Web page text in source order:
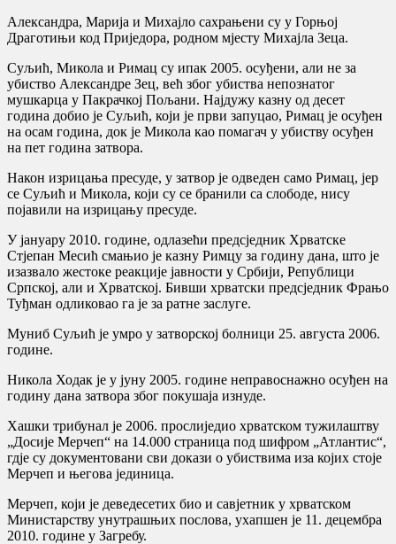
Александра, Марија и Михајло сахрањени су у Горњој
Драготињи код Приједора, родном мјесту Михајла Зеца.
Суљић, Микола и Римац су ипак 2005. осуђени, али не за
убиство Александре Зец, већ због убиства непознатог
мушкарца у Пакрачкој Пољани. Најдужу казну од десет
година добио је Суљић, који је први запуцао, Римац је осуђен
на осам година, док је Микола као помагач у убиству осуђен
на пет година затвора.
Након изрицања пресуде, у затвор је одведен само Римац, јер
се Суљић и Микола, који су се бранили са слободе, нису
појавили на изрицању пресуде.
У јануару 2010. године, одлазећи предсједник Хрватске
Стјепан Месић смањио је казну Римцу за годину дана, што је
изазвало жестоке реакције јавности у Србији, Републици
Српској, али и Хрватској. Бивши хрватски предсједник Фрањо
Туђман одликовао га је за ратне заслуге.
Муниб Суљић је умро у затворској болници 25. августа 2006.
године.
Никола Ходак је у јуну 2005. године неправоснажно осуђен на
годину дана затвора због покушаја изнуде.
Хашки трибунал је 2006. прослиједио хрватском тужилаштву
„Досије Мерчеп“ на 14.000 страница под шифром „Атлантис“,
гдје су документовани сви докази о убиствима иза којих стоје
Мерчеп и његова јединица.
Мерчеп, који је деведесетих био и савјетник у хрватском
Министарству унутрашњих послова, ухапшен је 11. децембра
2010. године у Загребу.